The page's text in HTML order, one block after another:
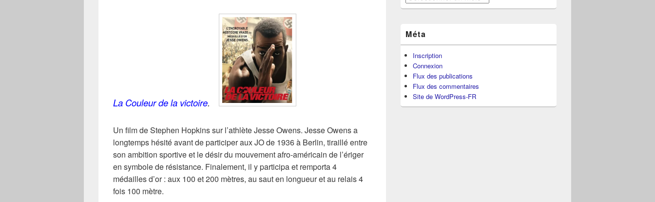
La Couleur de la victoire.
Un film de Stephen Hopkins sur l’athlèteJesse Owens. Jesse Owens a
longtemps hésité avant de participer aux JO de 1936 à Berlin, tiraillé entre
son ambition sportive et le désir du mouvement afro-américain de l’ériger
en symbole de résistance. Finalement, il y participa et remporta 4
médailles d’or : aux 100 et 200 mètres, au sauten longueur et au relais 4
fois 100 mètre.
Méta
Inscription
Connexion
Flux des publications
Flux des commentaires
Site de WordPress-FR